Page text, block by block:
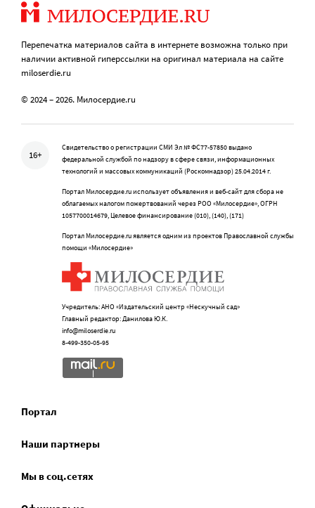
Перепечатка материалов сайта в интернете возможна только при
наличии активной гиперссылки на оригинал материала на сайте
miloserdie.ru
© 2024 – 2026. Милосердие.ru
16+
Свидетельство о регистрации СМИ Эл № ФС77-57850 выдано
федеральной службой по надзору в сфере связи, информационных
технологий и массовых коммуникаций (Роскомнадзор) 25.04.2014 г.
Портал Милосердие.ru использует объявления и веб-сайт для сбора не
облагаемых налогом пожертвований через РОО «Милосердие», ОГРН
1057700014679, Целевое финансирование (010), (140), (171)
Портал Милосердие.ru является одним из проектов Православной службы
помощи «Милосердие»
Учредитель: АНО «Издательский центр «Нескучный сад»
Главный редактор: Данилова Ю.К.
info@miloserdie.ru
8-499-350-05-95
Портал
Наши партнеры
Мы в соц.сетях